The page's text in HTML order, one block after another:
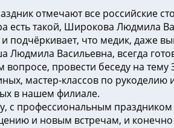
отмечают все российские
есть такой, Широкова Людмила
подчёркивает, что медик, даже
Людмила Васильевна, всегда
вопросе, провести беседу на
мастер-классов по
в нашем филиале.
профессиональным праздником
и новым встречам, и конечно